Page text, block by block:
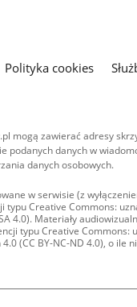
Polityka cookies
mogą zawierać adresy
danych w
danych osobowych.
w serwisie (z
typu Creative Commons:
4.0). Materiały
typu Creative
(CC BY-NC-ND 4.0), o ile